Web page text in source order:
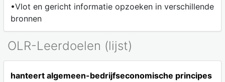
•Vlot en gericht informatie opzoeken in verschillende
bronnen
OLR-Leerdoelen (lijst)
hanteert algemeen-bedrijfseconomische principes